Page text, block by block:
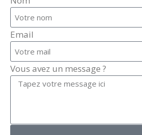
Email
Vous avez un message ?